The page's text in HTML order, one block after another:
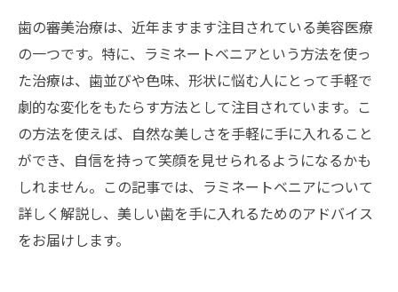
歯の審美治療は、近年ますます注目されている美容医療
の一つです。特に、ラミネートベニアという方法を使っ
た治療は、歯並びや色味、形状に悩む人にとって手軽で
劇的な変化をもたらす方法として注目されています。こ
の方法を使えば、自然な美しさを手軽に手に入れること
ができ、自信を持って笑顔を見せられるようになるかも
しれません。この記事では、ラミネートベニアについて
詳しく解説し、美しい歯を手に入れるためのアドバイス
をお届けします。